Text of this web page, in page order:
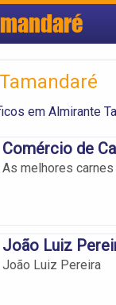
em Almirante
Comércio de
As melhores carnes
João Luiz
João Luiz Pereira